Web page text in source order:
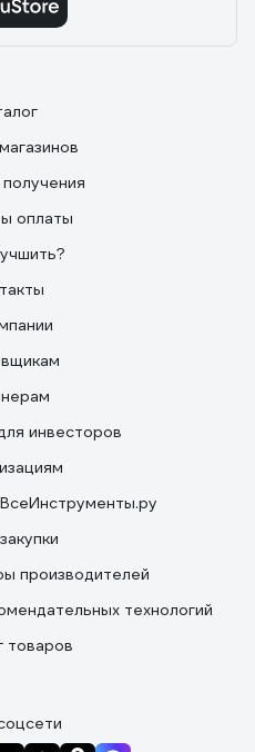
оплаты
инвесторов
производителей
технологий
товаров